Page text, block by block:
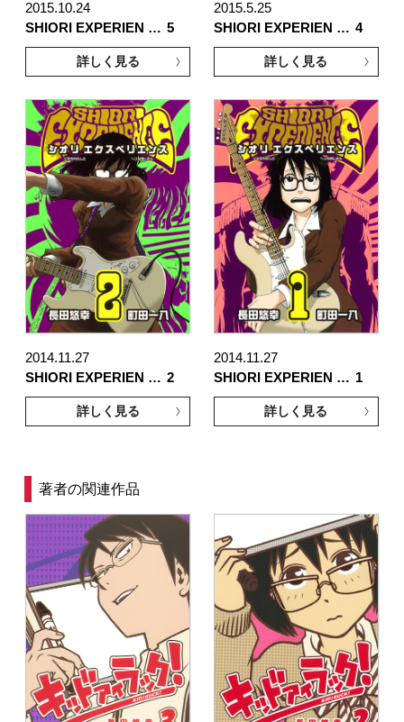
2015.10.24
SHIORI EXPERIEN … 5
詳しく見る
2015.5.25
SHIORI EXPERIEN … 4
詳しく見る
2014.11.27
SHIORI EXPERIEN … 2
詳しく見る
2014.11.27
SHIORI EXPERIEN … 1
詳しく見る
著者の関連作品